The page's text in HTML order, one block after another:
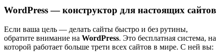
WordPress — конструктор для настоящих сайтов
Если ваша цель — делать сайты быстро и без рутины,
обратите внимание на WordPress. Это бесплатная система, на
которой работает больше трети всех сайтов в мире. С ней вы: